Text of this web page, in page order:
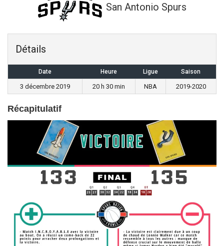
San Antonio Spurs
Détails
Date Heure Ligue Saison
3 décembre 2019 20 h 30 min NBA 2019-2020
Récapitulatif